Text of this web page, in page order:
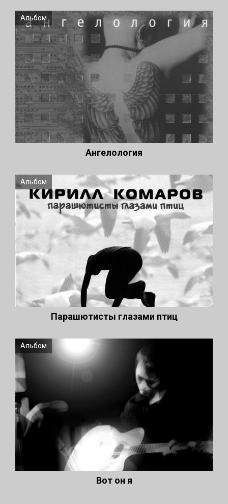
Альбом
Ангелология
Альбом
Парашютисты глазами птиц
Альбом
Вот он я